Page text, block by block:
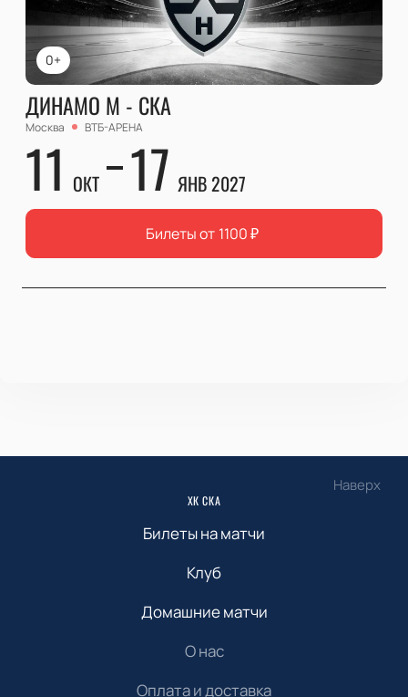
0+
ДИНАМО М - СКА
Москва ВТБ-АРЕНА
11 ОКТ 17 ЯНВ 2027
Билеты от 1100₽
Наверх
ХК СКА
Билеты на матчи
Клуб
Домашние матчи
О нас
Оплата и доставка